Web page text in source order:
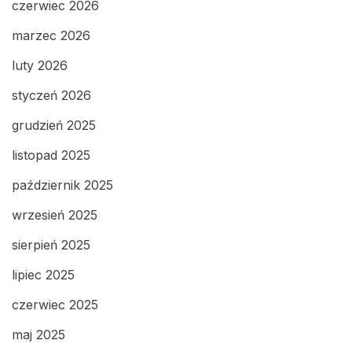
czerwiec 2026
marzec 2026
luty 2026
styczeń 2026
grudzień 2025
listopad 2025
październik 2025
wrzesień 2025
sierpień 2025
lipiec 2025
czerwiec 2025
maj 2025